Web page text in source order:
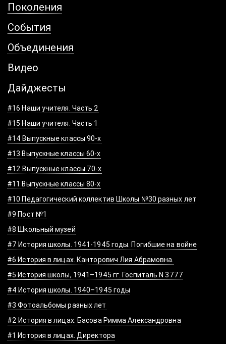
Поколения
События
Объединения
Видео
Дайджесты
#16 Наши учителя. Часть 2
#15 Наши учителя. Часть 1
#14 Выпускные классы 90-х
#13 Выпускные классы 60-х
#12 Выпускные классы 70-х
#11 Выпускные классы 80-х
#10 Педагогический коллектив Школы №30 разных лет
#9 Пост №1
#8 Школьный музей
#7 История школы. 1941-1945 годы. Погибшие на войне
#6 История в лицах. Канторович Лия Абрамовна.
#5 История школы, 1941–1945 гг. Госпиталь N 3777
#4 История школы. 1940–1945 годы
#3 Фотоальбомы разных лет
#2 История в лицах. Басова Римма Александровна
#1 История в лицах. Директора